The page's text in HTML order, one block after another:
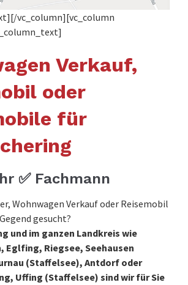
vc_column][vc_column
Verkauf,
oder
für
✅ Fachmann
Wohnwagen Verkauf oder Reisemobil
gesucht?
und im ganzen Landkreis wie
Eglfing, Riegsee, Seehausen
(Staffelsee), Antdorf oder
Uffing (Staffelsee) sind wir für Sie